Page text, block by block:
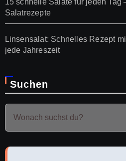
Salatrezepte
Linsensalat: Schnelles Rezept
jede Jahreszeit
Suchen